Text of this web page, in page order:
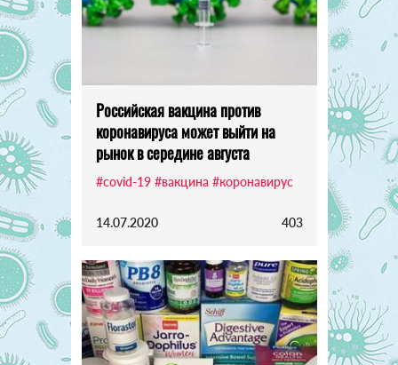
Российская вакцина против
коронавируса может выйти на
рынок в середине августа
#covid-19 #вакцина #коронавирус
14.07.2020 403